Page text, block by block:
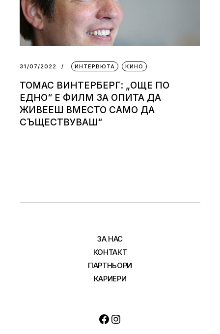
31/07/2022 ИНТЕРВЮТА КИНО
ТОМАС ВИНТЕРБЕРГ: „ОЩЕ ПО
ЕДНО“ Е ФИЛМ ЗА ОПИТА ДА
ЖИВЕЕШ ВМЕСТО САМО ДА
СЪЩЕСТВУВАШ“
ЗА НАС
КОНТАКТ
ПАРТНЬОРИ
КАРИЕРИ